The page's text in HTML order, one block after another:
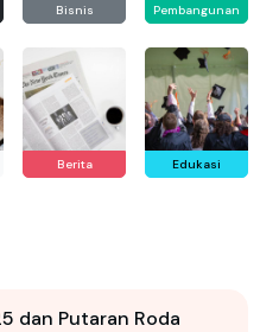
Bisnis Pembangunan
Berita Edukasi
dan Putaran Roda